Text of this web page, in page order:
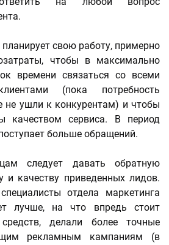
свою работу, примерно
чтобы в максимально
времени связаться со всеми
(пока потребность
не ушли к конкурентам) и чтобы
качеством сервиса. В период
больше обращений.
следует давать обратную
и качеству приведенных лидов.
отдела маркетинга
лучше, на что впредь стоит
делали более точные
рекламным кампаниям (в